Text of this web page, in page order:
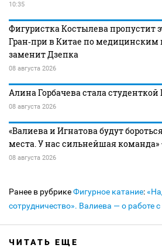
10:35
Фигуристка Костылева пропустит
Гран‑при в Китае по медицинским
заменит Дзепка
08 августа 2026
Алина Горбачева стала
08 августа 2026
«Валиева и Игнатова будут
места. У нас сильнейшая
08 августа 2026
Ранее в рубрикеФигурное катание:
сотрудничество». Валиева — о работе
ЧИТАТЬ ЕЩЕ